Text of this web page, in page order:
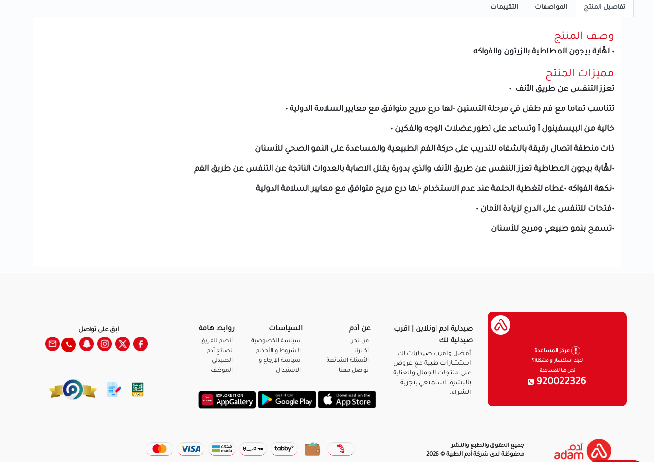
تفاصيل المنتج المواصفات التقييمات
وصف المنتج
• لهَّاية بيجون المطاطية بالزيتون والفواكه
مميزات المنتج
تعزز التنفس عن طريق الأنف •
تتناسب تماما مع فم طفل في مرحلة التسنين •لها درع مريح متوافق مع معايير السلامة الدولية •
خالية من البيسفينول أ وتساعد على تطور عضلات الوجه والفكين •
ذات منطقة اتصال رقيقة بالشفاه للتدريب على حركة الفم الطبيعية والمساعدة على النمو الصحي للأسنان
•لهَّاية بيجون المطاطية تعزز التنفس عن طريق الأنف والذي بدورة يقلل الاصابة بالعدوات الناتجة عن التنفس عن طريق الفم
•نكهة الفواكه •غطاء لتغطية الحلمة عند عدم الاستخدام •لها درع مريح متوافق مع معايير السلامة الدولية
•فتحات للتنفس على الدرع لزيادة الأمان •
•تسمح بنمو طبيعي ومريح للأسنان
مركز المساعدة
لديك استفسار او مشكلة ؟
نحن هنا للمساعدة
920022326
صيدلية ادم اونلاين | اقرب
صيدلية لك
أفضل واقرب صيدليات لك.
استشارات طبية مع عروض
على منتجات الجمال والعناية
بالبشرة. استمتعي بتجربة
الشراء.
عن آدم
من نحن
أخبارنا
الأسئلة الشائعة
تواصل معنا
السياسات
سياسة الخصوصية
الشروط و الأحكام
سياسة الإرجاع و
الاستبدال
روابط هامة
أنضم للفريق
نصائح آدم
الصيدلي
الموظف
ابق على تواصل
جميع الحقوق والطبع والنشر
محفوظة لدى شركة آدم الطبية © 2026